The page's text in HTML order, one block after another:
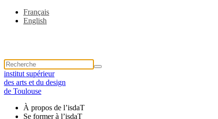
Français
English
institut supérieur
des arts et du design
de Toulouse
À propos de l’isdaT
Se former à l’isdaT